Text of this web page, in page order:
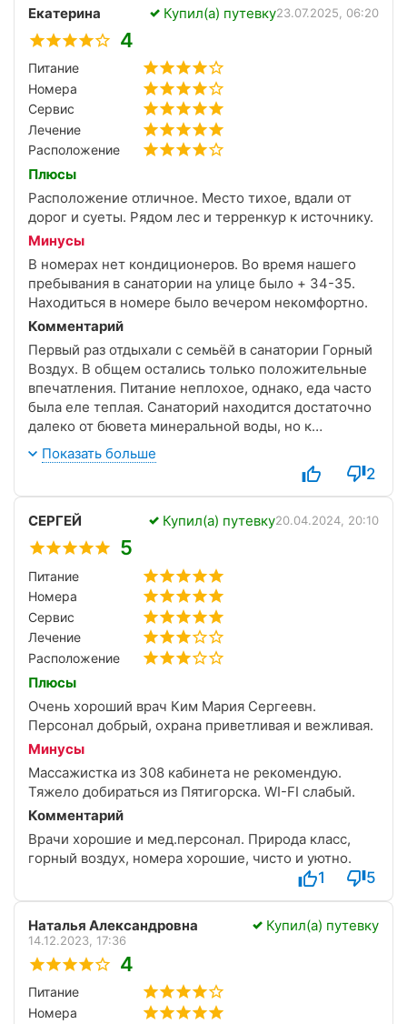
Екатерина Купил(а) путевку23.07.2025, 06:20
4
Питание
Номера
Сервис
Лечение
Расположение
Плюсы
Расположение отличное. Место тихое, вдали от
дорог и суеты. Рядом лес и терренкур к источнику.
Минусы
В номерах нет кондиционеров. Во время нашего
пребывания в санатории на улице было + 34-35.
Находиться в номере было вечером некомфортно.
Комментарий
Первый раз отдыхали с семьёй в санатории Горный
Воздух. В общем остались только положительные
впечатления. Питание неплохое, однако, еда часто
была еле теплая. Санаторий находится достаточно
далеко от бювета минеральной воды, но к
расстоянию быстро привыкаешь, тем более что
дорога по терренкур очень приятная.
Показать больше
2
СЕРГЕЙ Купил(а) путевку20.04.2024, 20:10
5
Питание
Номера
Сервис
Лечение
Расположение
Плюсы
Очень хороший врач Ким Мария Сергеевн.
Персонал добрый, охрана приветливая и вежливая.
Минусы
Массажистка из 308 кабинета не рекомендую.
Тяжело добираться из Пятигорска. WI-FI слабый.
Комментарий
Врачи хорошие и мед.персонал. Природа класс,
горный воздух, номера хорошие, чисто и уютно.
1 5
Наталья Александровна Купил(а) путевку
14.12.2023, 17:36
4
Питание
Номера